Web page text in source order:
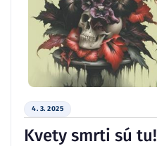
4. 3. 2025
Kvety smrti sú tu!